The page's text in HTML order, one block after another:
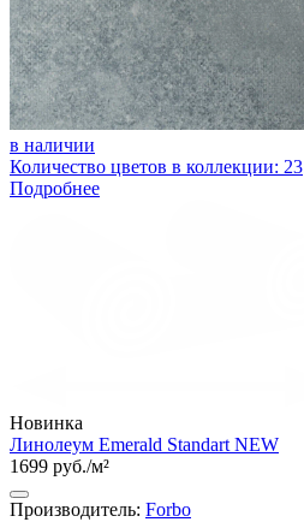
в наличии
Количество цветов в коллекции: 23
Подробнее
Новинка
Линолеум Emerald Standart NEW
1699 руб./м²
Производитель: Forbo